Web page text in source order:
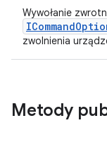
Wywołanie
zwolnienia
Metody